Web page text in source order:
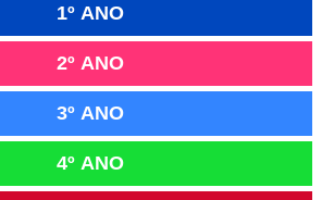
1º ANO
2º ANO
3º ANO
4º ANO